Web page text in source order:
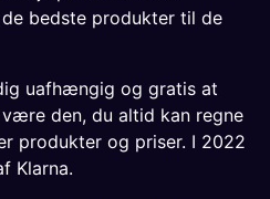
bedste produkter til de
uafhængig og gratis at
den, du altid kan regne
produkter og priser. I 2022
Klarna.